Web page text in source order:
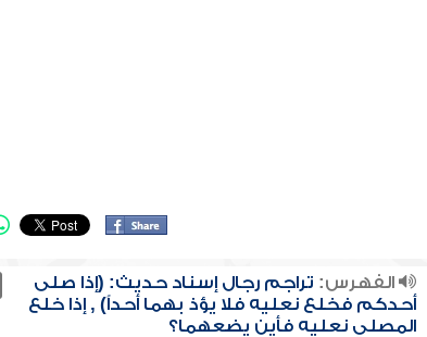
الفهرس: تراجم رجال إسناد حديث: (إذا صلى
أحدكم فخلع نعليه فلا يؤذ بهما أحداً) , إذا خلع
المصلي نعليه فأين يضعهما؟